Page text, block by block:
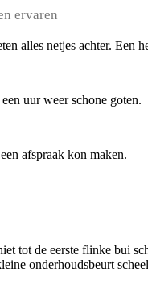
ervaren
alles netjes achter. Een
uur weer schone goten.
afspraak kon maken.
tot de eerste flinke bui
onderhoudsbeurt